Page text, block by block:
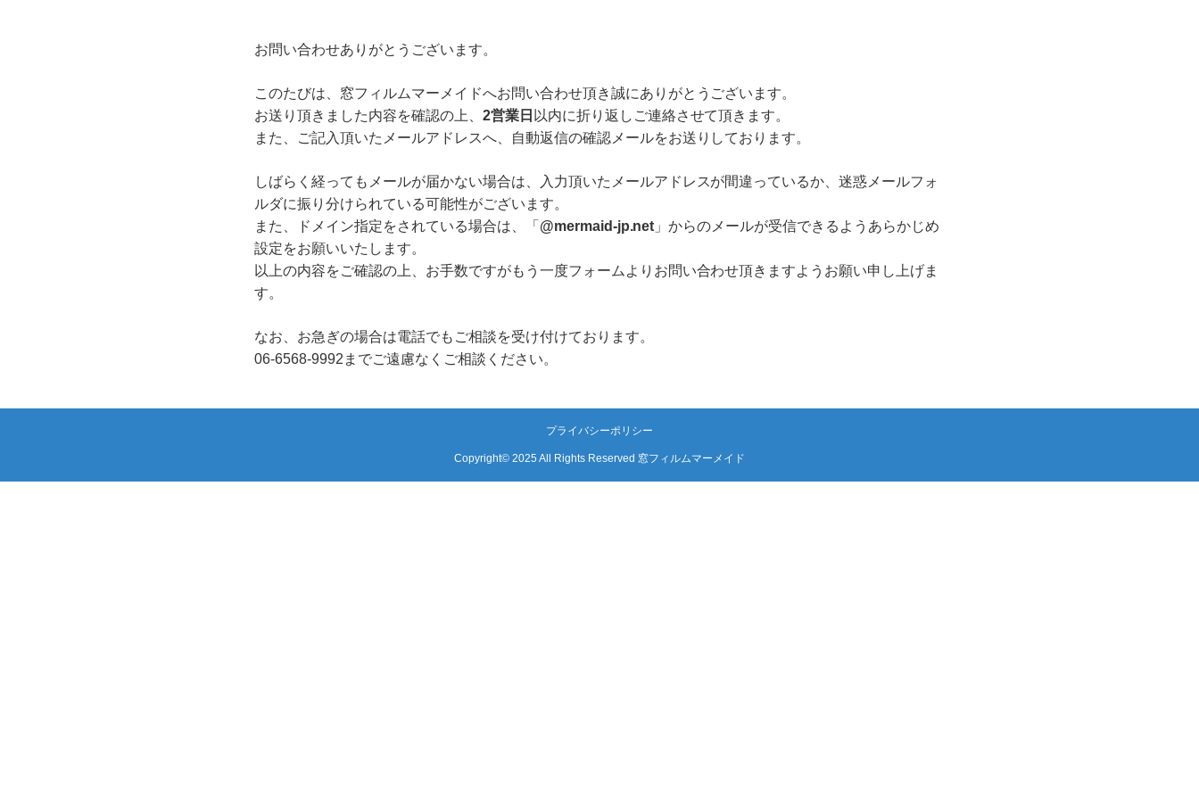
お問い合わせありがとうございます。
このたびは、窓フィルムマーメイドへお問い合わせ頂き誠にありがとうございます。
お送り頂きました内容を確認の上、 2営業日 以内に折り返しご連絡させて頂きます。
また、ご記入頂いたメールアドレスへ、自動返信の確認メールをお送りしております。
しばらく経ってもメールが届かない場合は、入力頂いたメールアドレスが間違っているか、迷惑メールフォ
ルダに振り分けられている可能性がございます。
また、ドメイン指定をされている場合は、「 @mermaid-jp.net 」からのメールが受信できるようあらかじめ
設定をお願いいたします。
以上の内容をご確認の上、お手数ですがもう一度フォームよりお問い合わせ頂きますようお願い申し上げま
す。
なお、お急ぎの場合は電話でもご相談を受け付けております。
06-6568-9992までご遠慮なくご相談ください。
Copyright© 2025 All Rights Reserved 窓フィルムマーメイド
プライバシーポリシー